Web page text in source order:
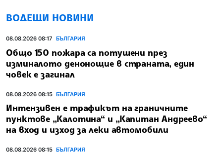
ВОДЕЩИ НОВИНИ
08.08.2026 08:17 БЪЛГАРИЯ
Общо 150 пожара са потушени през
изминалото денонощие в страната, един
човек е загинал
08.08.2026 08:15 БЪЛГАРИЯ
Интензивен е трафикът на граничните
пунктове „Калотина“ и „Капитан Андреево“
на вход и изход за леки автомобили
08.08.2026 08:15 БЪЛГАРИЯ